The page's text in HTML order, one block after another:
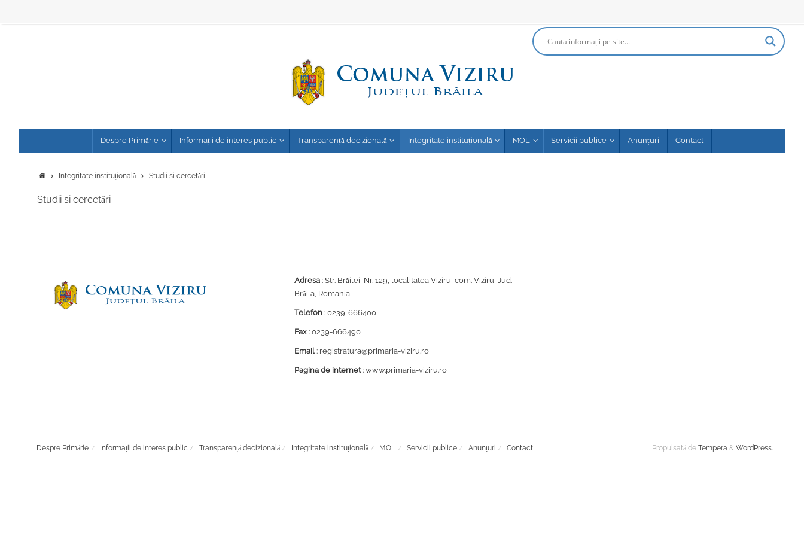
Despre Primărie Informații de interes public Transparență decizională Integritate instituțională MOL Servicii publice Anunțuri Contact
PrimaIntegritate instituțională Studii si cercetări
Studii si cercetări
Adresa: Str. Brăilei, Nr. 129, localitatea Viziru, com. Viziru, Jud.
Brăila, Romania
Telefon: 0239-666400
Fax: 0239-666490
Email : registratura@primaria-viziru.ro
Pagina de internet: www.primaria-viziru.ro
Despre Primărie Informații de interes public Transparență decizională Integritate instituțională MOL Servicii publice Anunțuri Contact Propulsată de Tempera & WordPress.